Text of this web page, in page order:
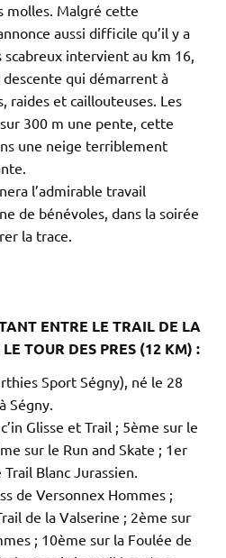
molles. Malgré cette
aussi difficile qu’il y a
scabreux intervient au km 16,
qui démarrent à
raides et caillouteuses. Les
300 m une pente, cette
une neige terriblement
l’admirable travail
de bénévoles, dans la soirée
la trace.
ENTRE LE TRAIL DE LA
TOUR DES PRES (12 KM) :
Sport Ségny), né le 28
Ségny.
Glisse et Trail ; 5ème sur le
sur le Run and Skate ; 1er
Trail Blanc Jurassien.
de Versonnex Hommes ;
de la Valserine ; 2ème sur
; 10ème sur la Foulée de